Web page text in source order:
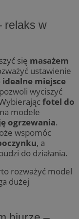
relaks w
się masażem
ustawienie
idealne miejsce
wyciszyć
fotel do
modele
ogrzewania.
wspomóc
, a
do działania.
rozważyć model
dużej